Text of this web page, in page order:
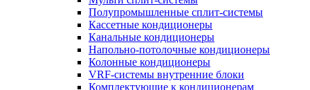
Полупромышленные сплит-системы
Кассетные кондиционеры
Канальные кондиционеры
Напольно-потолочные кондиционеры
Колонные кондиционеры
VRF-системы внутренние блоки
Комплектующие к кондиционерам